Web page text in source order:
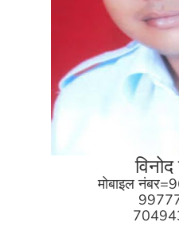
मोबाइल